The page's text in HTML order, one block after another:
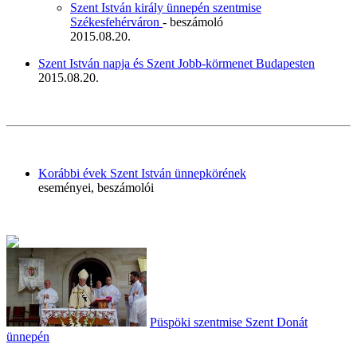
Szent István király ünnepén szentmise
Székesfehérváron - beszámoló
2015.08.20.
Szent István napja és Szent Jobb-körmenet Budapesten
2015.08.20.
Korábbi évek Szent István ünnepkörének
eseményei, beszámolói
Püspöki szentmise Szent Donát
ünnepén